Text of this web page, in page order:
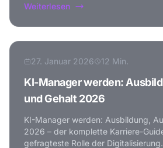
Weiterlesen
27. Januar 2026 12 Min.
KI-Manager werden:
und Gehalt 2026
KI-Manager werden: Ausbildung,
2026 – der komplette Karriere-
gefragteste Rolle der